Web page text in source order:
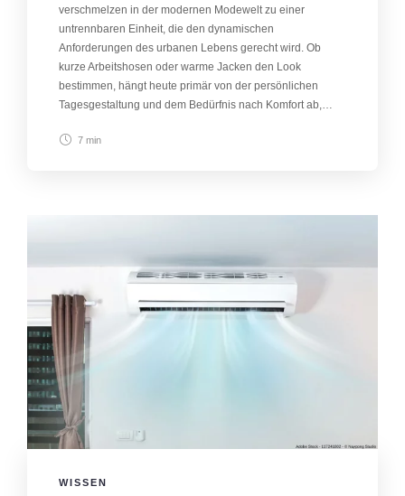
verschmelzen in der modernen Modewelt zu einer
untrennbaren Einheit, die den dynamischen
Anforderungen des urbanen Lebens gerecht wird. Ob
kurze Arbeitshosen oder warme Jacken den Look
bestimmen, hängt heute primär von der persönlichen
Tagesgestaltung und dem Bedürfnis nach Komfort ab,…
7 min
WISSEN